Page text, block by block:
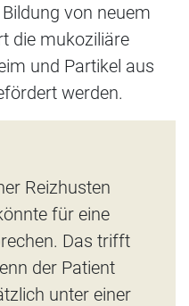
von neuem
die mukoziliäre
und Partikel aus
werden.
Reizhusten
für eine
Das trifft
der Patient
unter einer